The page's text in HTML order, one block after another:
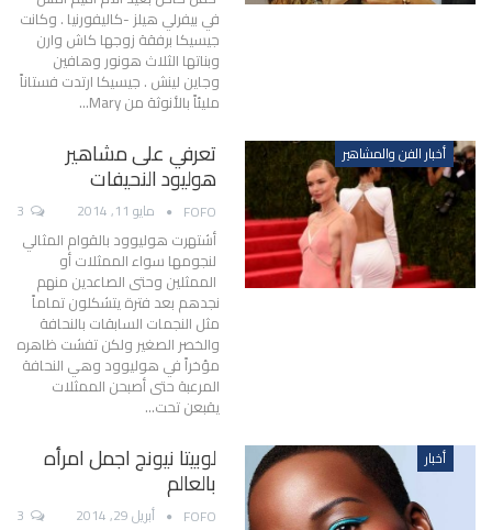
في بيفرلي هيلز -كاليفورنيا . وكانت
جيسيكا برفقة زوجها كاش وارن
وبناتها الثلاث هونور وهافين
وجاين لينش . جيسيكا ارتدت فستاناً
مليئاً بالأنوثة من Mary…
أخبار الفن والمشاهير تعرفي على مشاهير
هوليود النحيفات
FOFO مايو 11, 2014
أشتهرت هوليوود بالقوام المثالي
لنجومها سواء الممثلات أو
الممثلين وحتى الصاعدين منهم
نجدهم بعد فترة يتشكلون تماماً
مثل النجمات السابقات بالنحافة
والخصر الصغير ولكن تفشت ظاهره
مؤخراً في هوليوود وهي النحافة
المرعبة حتى أصبحن الممثلات
يقبعن تحت…
أخبار لوبيتا نيونج اجمل امرأه
بالعالم
FOFO أبريل 29, 2014